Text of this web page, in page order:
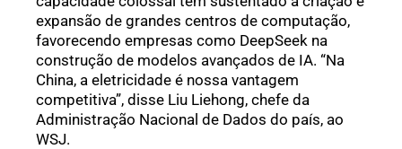
expansão de grandes centros de computação,
favorecendo empresas como DeepSeek na
construção de modelos avançados de IA. “Na
China, a eletricidade é nossa vantagem
competitiva”, disse Liu Liehong, chefe da
Administração Nacional de Dados do país, ao
WSJ.